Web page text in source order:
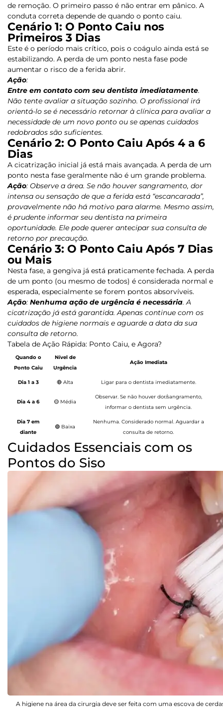
de remoção. O primeiro passo é não entrar em pânico. A
conduta correta depende de quando o ponto caiu.
Cenário 1: O Ponto Caiu nos
Primeiros 3 Dias
Este é o período mais crítico, pois o coágulo ainda está se
estabilizando. A perda de um ponto nesta fase pode
aumentar o risco de a ferida abrir.
Ação:
Entre em contato com seu dentista imediatamente.
Não tente avaliar a situação sozinho. O profissional irá
orientá-lo se é necessário retornar à clínica para avaliar a
necessidade de um novo ponto ou se apenas cuidados
redobrados são suficientes.
Cenário 2: O Ponto Caiu Após 4 a 6
Dias
A cicatrização inicial já está mais avançada. A perda de um
ponto nesta fase geralmente não é um grande problema.
Ação: Observe a área. Se não houver sangramento, dor
intensa ou sensação de que a ferida está “escancarada”,
provavelmente não há motivo para alarme. Mesmo assim,
é prudente informar seu dentista na primeira
oportunidade. Ele pode querer antecipar sua consulta de
retorno por precaução.
Cenário 3: O Ponto Caiu Após 7 Dias
ou Mais
Nesta fase, a gengiva já está praticamente fechada. A perda
de um ponto (ou mesmo de todos) é considerada normal e
esperada, especialmente se forem pontos absorvíveis.
Ação: Nenhuma ação de urgência é necessária. A
cicatrização já está garantida. Apenas continue com os
cuidados de higiene normais e aguarde a data da sua
consulta de retorno.
Tabela de Ação Rápida: Ponto Caiu, e Agora?
Quando o
Ponto Caiu
Nível de
Urgência
Ação Imediata
Dia 1 a 3 🔴 Alta Ligar para o dentista imediatamente.
Dia 4 a 6 🟡 Média
Observar. Se não houver dor/sangramento,
informar o dentista sem urgência.
Dia 7 em
diante
🟢 Baixa
Nenhuma. Considerado normal. Aguardar a
consulta de retorno.
Cuidados Essenciais com os
Pontos do Siso
A higiene na área da cirurgia deve ser feita com uma escova de